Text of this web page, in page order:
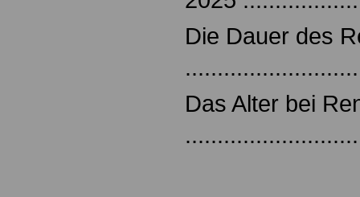
Die Dauer des
Das Alter bei